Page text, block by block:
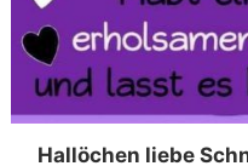
Hallöchen liebe